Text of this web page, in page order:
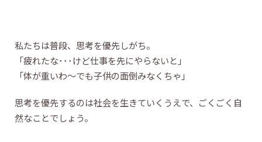
私たちは普段、思考を優先しがち。
「疲れたな･･･けど仕事を先にやらないと」
「体が重いわ～でも子供の面倒みなくちゃ」
思考を優先するのは社会を生きていくうえで、ごくごく自
然なことでしょう。